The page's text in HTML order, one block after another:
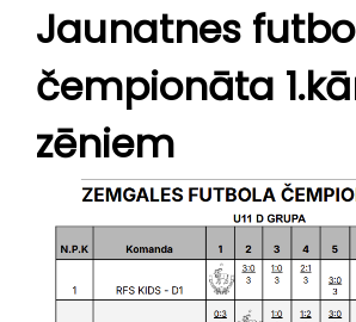
Nodarbību
Futbols
Florbols
Treneri
treneri
Jaunatnes
čempionāta
zēniem